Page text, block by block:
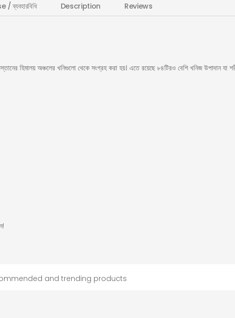
ব্যবহারবিধি Description Reviews
হিমালয় অঞ্চলের খনিগুলো থেকে সংগ্রহ করা হয়। এতে রয়েছে ৮৪টিরও বেশি খনিজ উপাদান যা
and trending products